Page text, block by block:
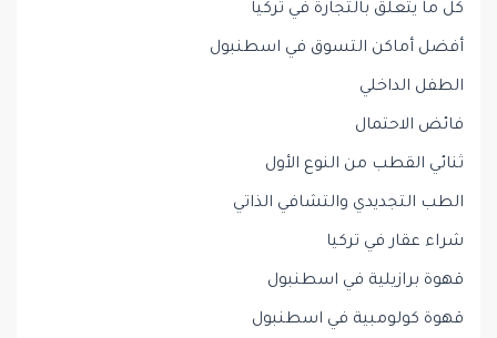
كل ما يتعلق بالتجارة في تركيا
أفضل أماكن التسوق في اسطنبول
الطفل الداخلي
فائض الاحتمال
ثنائي القطب من النوع الأول
الطب التجديدي والتشافي الذاتي
شراء عقار في تركيا
قهوة برازيلية في اسطنبول
قهوة كولومبية في اسطنبول